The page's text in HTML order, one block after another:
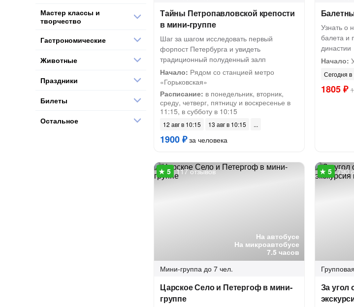
Тайны Петропавловской крепости
в мини-группе
Шаг за шагом исследовать первый
форпост Петербурга и увидеть
традиционный полуденный залп
Начало: Рядом со станцией метро
«Горьковская»
Расписание: в понедельник, вторник,
среду, четверг, пятницу и воскресенье в
11:15, в субботу в 10:15
12 авг в 10:15 13 авг в 10:15
1900 ₽за человека
Узнать о
балета и
династии
Начало:
Сегодня в
1805 ₽
На автобусе
На микроавтобусе
7.5 часов
117 отзывов
Мини-группа до 7 чел.
Царское Село и Петергоф в мини-
группе
790
Групповая
За угол
Мастер классы и
творчество
Гастрономические
Животные
Праздники
Билеты
Остальное